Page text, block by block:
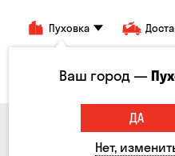
Пуховка
Коньяки и бренди
Ваш город —
ДА
Нет,